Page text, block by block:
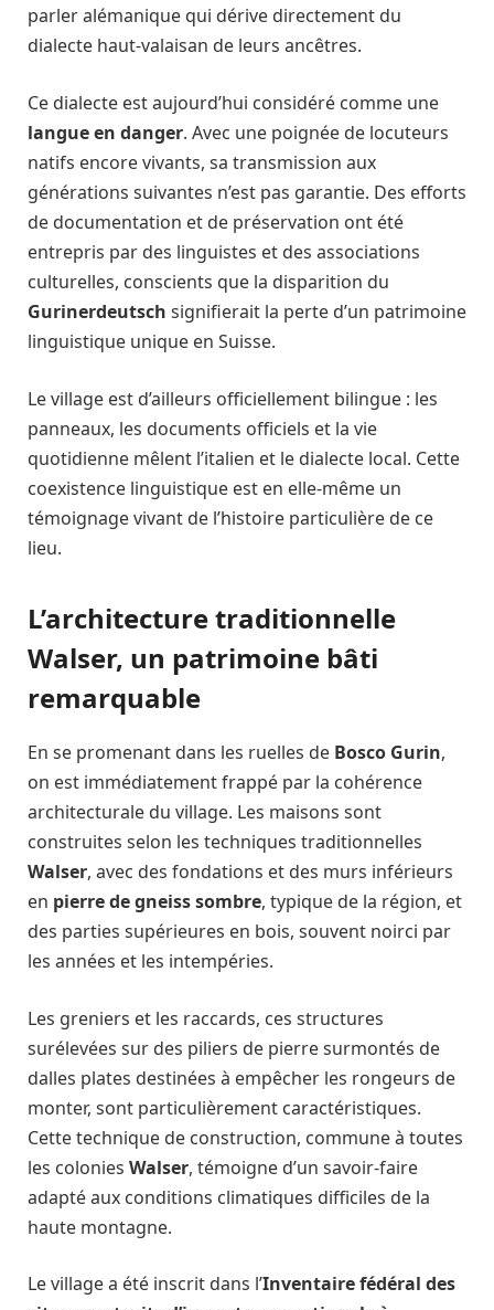
parler alémanique qui dérive directement du
dialecte haut-valaisan de leurs ancêtres.
Ce dialecte est aujourd’hui considéré comme une
langue en danger. Avec une poignée de locuteurs
natifs encore vivants, sa transmission aux
générations suivantes n’est pas garantie. Des efforts
de documentation et de préservation ont été
entrepris par des linguistes et des associations
culturelles, conscients que la disparition du
Gurinerdeutsch signifierait la perte d’un patrimoine
linguistique unique en Suisse.
Le village est d’ailleurs officiellement bilingue : les
panneaux, les documents officiels et la vie
quotidienne mêlent l’italien et le dialecte local. Cette
coexistence linguistique est en elle-même un
témoignage vivant de l’histoire particulière de ce
lieu.
L’architecture traditionnelle
Walser, un patrimoine bâti
remarquable
En se promenant dans les ruelles de Bosco Gurin,
on est immédiatement frappé par la cohérence
architecturale du village. Les maisons sont
construites selon les techniques traditionnelles
Walser, avec des fondations et des murs inférieurs
en pierre de gneiss sombre, typique de la région, et
des parties supérieures en bois, souvent noirci par
les années et les intempéries.
Les greniers et les raccards, ces structures
surélevées sur des piliers de pierre surmontés de
dalles plates destinées à empêcher les rongeurs de
monter, sont particulièrement caractéristiques.
Cette technique de construction, commune à toutes
les colonies Walser, témoigne d’un savoir-faire
adapté aux conditions climatiques difficiles de la
haute montagne.
Le village a été inscrit dans l’Inventaire fédéral des